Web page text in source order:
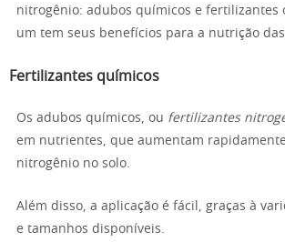
nitrogênio: adubos químicos e fertilizantes
um tem seus benefícios para a nutrição
Fertilizantes químicos
Os adubos químicos, ou fertilizantes
em nutrientes, que aumentam
nitrogênio no solo.
Além disso, a aplicação é fácil, graças à
e tamanhos disponíveis.